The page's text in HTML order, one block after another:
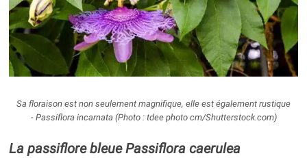
Sa floraison est non seulement magnifique, elle est également rustique
- Passiflora incarnata (Photo : tdee photo cm/Shutterstock.com)
La passiflore bleuePassiflora caerulea